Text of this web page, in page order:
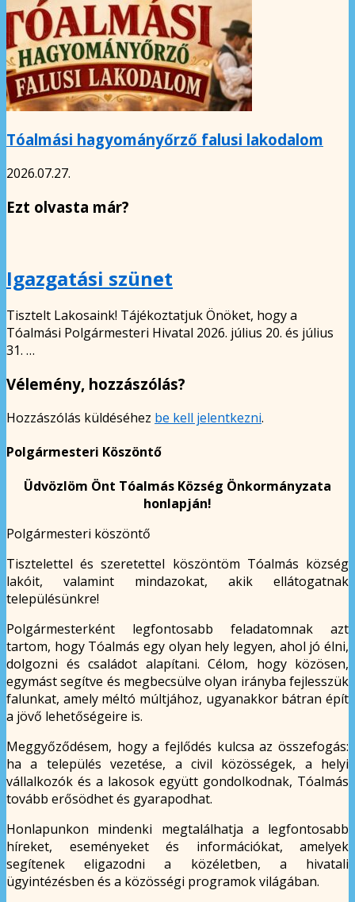
Tóalmási hagyományőrző falusi lakodalom
2026.07.27.
Ezt olvasta már?
Igazgatási szünet
Tisztelt Lakosaink! Tájékoztatjuk Önöket, hogy a
Tóalmási Polgármesteri Hivatal 2026. július 20. és július
31. …
Vélemény, hozzászólás?
Hozzászólás küldéséhez be kell jelentkezni.
Polgármesteri Köszöntő
Üdvözlöm Önt Tóalmás Község Önkormányzata
honlapján!
Polgármesteri köszöntő
Tisztelettel és szeretettel köszöntöm Tóalmás község
lakóit, valamint mindazokat, akik ellátogatnak
településünkre!
Polgármesterként legfontosabb feladatomnak azt
tartom, hogy Tóalmás egy olyan hely legyen, ahol jó élni,
dolgozni és családot alapítani. Célom, hogy közösen,
egymást segítve és megbecsülve olyan irányba fejlesszük
falunkat, amely méltó múltjához, ugyanakkor bátran épít
a jövő lehetőségeire is.
Meggyőződésem, hogy a fejlődés kulcsa az összefogás:
ha a település vezetése, a civil közösségek, a helyi
vállalkozók és a lakosok együtt gondolkodnak, Tóalmás
tovább erősödhet és gyarapodhat.
Honlapunkon mindenki megtalálhatja a legfontosabb
híreket, eseményeket és információkat, amelyek
segítenek eligazodni a közéletben, a hivatali
ügyintézésben és a közösségi programok világában.